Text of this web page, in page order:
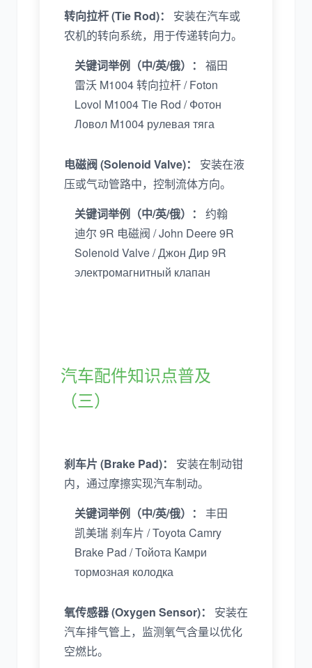
转向拉杆 (Tie Rod)：
安装在汽车或
农机的转向系统，用于传递转向力。
关键词举例（中/英/俄）：
福田
雷沃 M1004 转向拉杆 / Foton
Lovol M1004 Tie Rod / Фотон
Ловол M1004 рулевая тяга
电磁阀 (Solenoid Valve)：
安装在液
压或气动管路中，控制流体方向。
关键词举例（中/英/俄）：
约翰
迪尔 9R 电磁阀 / John Deere 9R
Solenoid Valve / Джон Дир 9R
электромагнитный клапан
汽车配件知识点普及
（三）
刹车片 (Brake Pad)：
安装在制动钳
内，通过摩擦实现汽车制动。
关键词举例（中/英/俄）：
丰田
凯美瑞 刹车片 / Toyota Camry
Brake Pad / Тойота Камри
тормозная колодка
氧传感器 (Oxygen Sensor)：
安装在
汽车排气管上，监测氧气含量以优化
空燃比。